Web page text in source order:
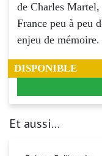
de Charles Martel,
France peu à peu
enjeu de mémoire.
DISPONIBLE
Et aussi...